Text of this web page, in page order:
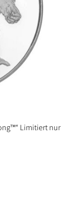
Limitiert nur